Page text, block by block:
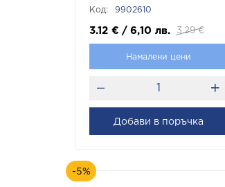
APT1 Бяло 9902610 VITO
Код: 9902610
3.12 € / 6,10 лв. 3.29 €
Намалени цени
Добави в поръчка
-5%